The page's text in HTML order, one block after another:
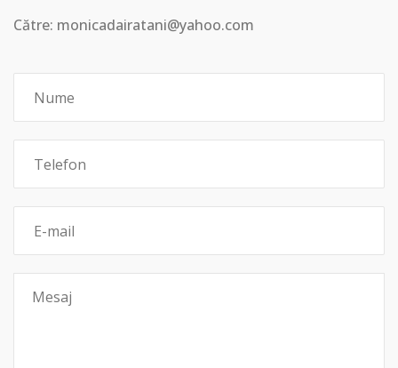
Către: monicadairatani@yahoo.com